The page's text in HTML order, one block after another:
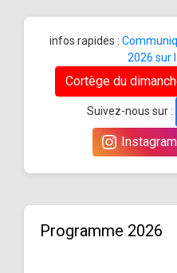
infos rapides :
2026 sur
Cortège du
Suivez-nous sur :
Instagram
Programme 2026